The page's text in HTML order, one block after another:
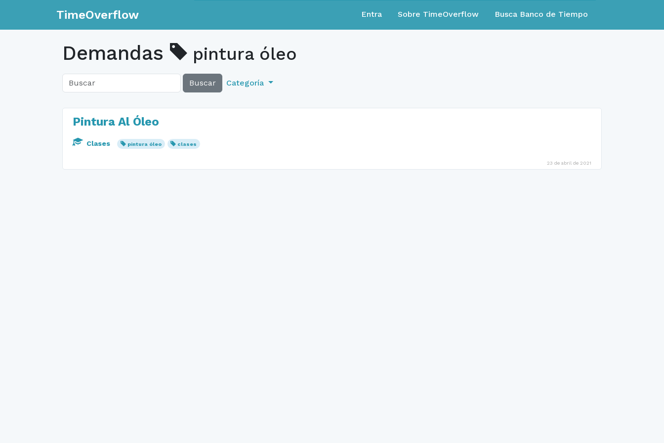
TimeOverflow Entra Sobre TimeOverflow Busca Banco de Tiempo
Demandas pintura óleo
Buscar Categoría
Pintura Al Óleo
Clases pintura óleo clases
23 de abril de 2021